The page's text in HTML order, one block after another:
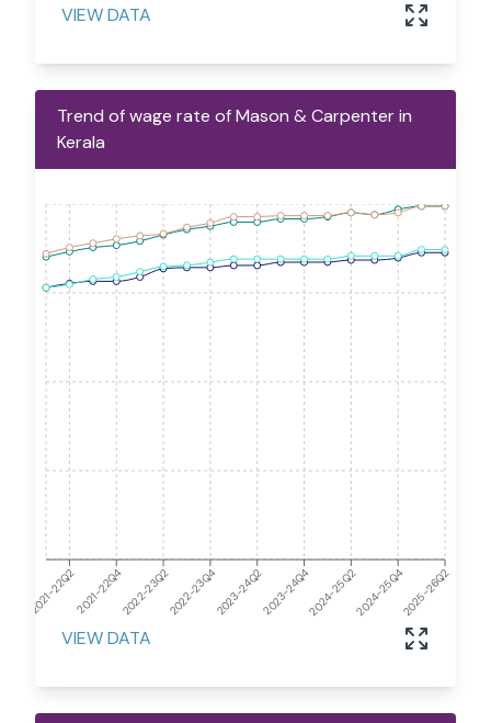
VIEW DATA
Trend of wage rate of Mason & Carpenter in
Kerala
2021-22Q22021-22Q42022-23Q22022-23Q42023-24Q22023-24Q42024-25Q22024-25Q42025-26Q2
VIEW DATA